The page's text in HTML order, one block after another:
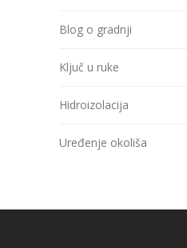
Blog o gradnji
Ključ u ruke
Hidroizolacija
Uređenje okoliša